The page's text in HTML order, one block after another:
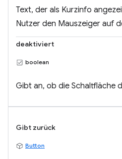
Text, der als Kurzinfo
Nutzer den Mauszeiger auf
deaktiviert
boolean
Gibt an, ob die Schaltfläche
Gibt zurück
Button